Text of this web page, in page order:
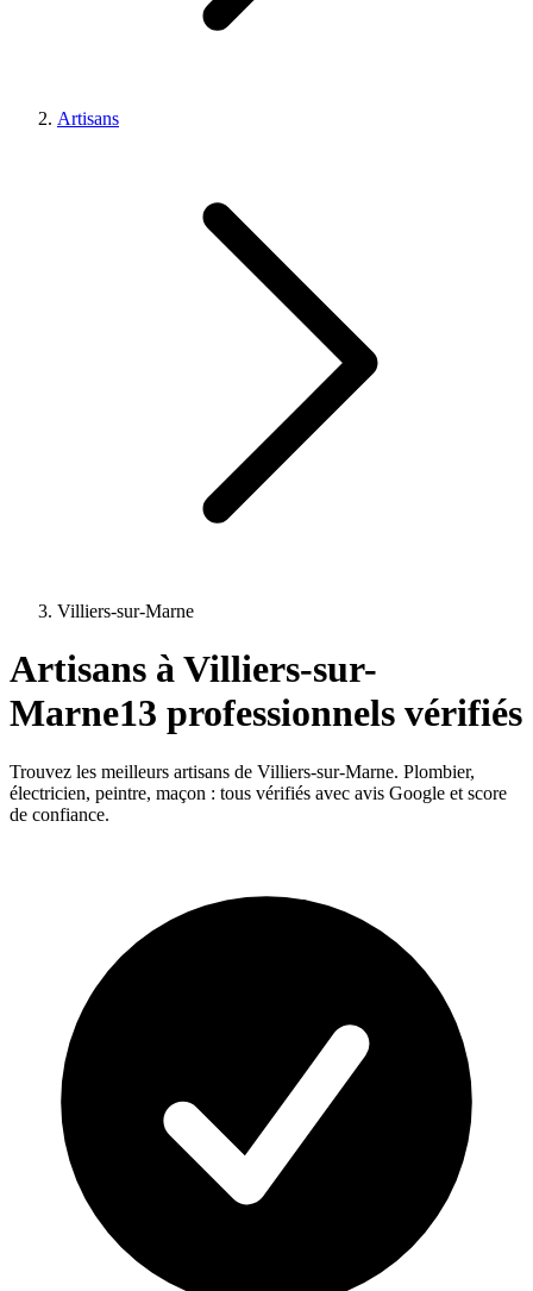
Artisans
Villiers-sur-Marne
Artisans àVilliers-sur-
Marne13 professionnels vérifiés
Trouvez les meilleurs artisans de Villiers-sur-Marne. Plombier,
électricien, peintre, maçon : tous vérifiés avec avis Google et score
de confiance.